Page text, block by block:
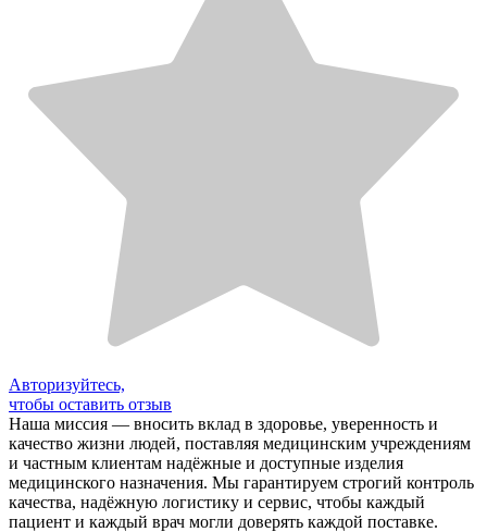
Авторизуйтесь,
чтобы оставить отзыв
Наша миссия — вносить вклад в здоровье, уверенность и
качество жизни людей, поставляя медицинским учреждениям
и частным клиентам надёжные и доступные изделия
медицинского назначения. Мы гарантируем строгий контроль
качества, надёжную логистику и сервис, чтобы каждый
пациент и каждый врач могли доверять каждой поставке.